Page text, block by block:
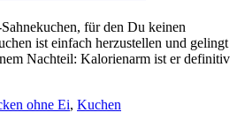
für den Du keinen
ist einfach herzustellen und gelingt
Nachteil: Kalorienarm ist er definitiv
ohne Ei, Kuchen